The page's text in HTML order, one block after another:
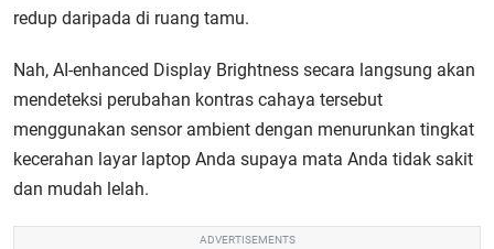
redup daripada di ruang tamu.
Nah, AI-enhanced Display Brightness secara langsung akan
mendeteksi perubahan kontras cahaya tersebut
menggunakan sensor ambient dengan menurunkan tingkat
kecerahan layar laptop Anda supaya mata Anda tidak sakit
dan mudah lelah.
ADVERTISEMENTS